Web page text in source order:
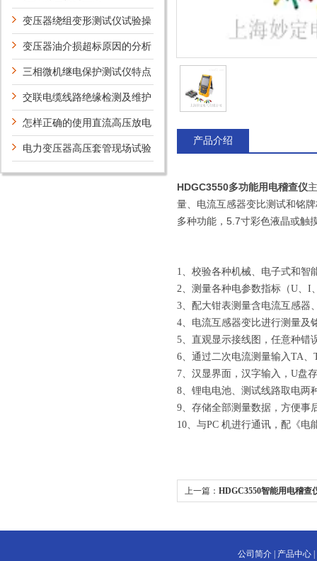
变压器绕组变形测试仪试验操
作与判断
变压器油介损超标原因的分析
三相微机继电保护测试仪特点
介绍及使用注意事项说明
交联电缆线路绝缘检测及维护
怎样正确的使用直流高压放电
棒？电力变压器高压套管现场试验
技术
产品介绍
HDGC3550多功能用电稽查仪
量、电流互感器变比测试和铭
多种功能，5.7寸彩色液晶或触
1、校验各种机械、电子式和智
2、测量各种电参数指标（U、I
3、配大钳表测量含电流互感器
4、电流互感器变比进行测量及
5、直观显示接线图，任意种错
6、通过二次电流测量输入TA
7、汉显界面，汉字输入，U盘
8、锂电电池、测试线路取电两
9、存储全部测量数据，方便事
10、与PC 机进行通讯，配《
上一篇： HDGC3550智能用电稽查
公司简介 产品中心